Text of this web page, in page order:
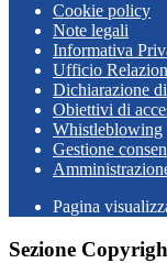
Cookie policy
Note legali
Informativa
Ufficio
Dichiarazione
Obiettivi di
Whistleblowing
Gestione
Pagina
Sezione